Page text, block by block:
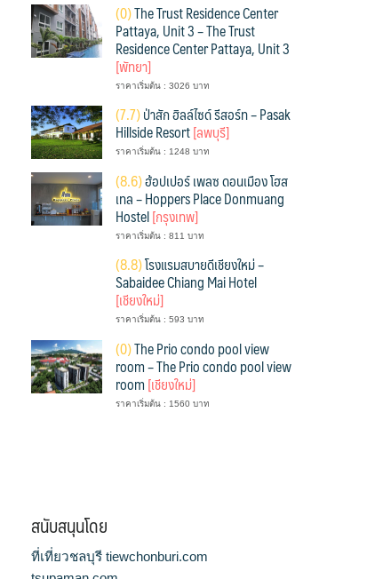
(0)The Trust Residence Center
Pattaya, Unit 3 – The Trust
Residence Center Pattaya, Unit 3
[พัทยา]
ราคาเริ่มต้น : 3026 บาท
(7.7)ป่าสัก ฮิลล์ไซด์ รีสอร์ท – Pasak
Hillside Resort[ลพบุรี]
ราคาเริ่มต้น : 1248 บาท
(8.6)ฮ้อปเปอร์ เพลซ ดอนเมือง โฮส
เทล – Hoppers Place Donmuang
Hostel[กรุงเทพ]
ราคาเริ่มต้น : 811 บาท
(8.8)โรงแรมสบายดีเชียงใหม่ –
Sabaidee Chiang Mai Hotel
[เชียงใหม่]
ราคาเริ่มต้น : 593 บาท
(0)The Prio condo pool view
room – The Prio condo pool view
room[เชียงใหม่]
ราคาเริ่มต้น : 1560 บาท
สนับสนุนโดย
ที่เที่ยวชลบุรี tiewchonburi.com